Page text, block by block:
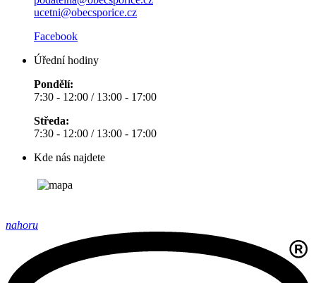
ucetni@obecsporice.cz
Facebook
Úřední hodiny
Pondělí:
7:30 - 12:00 / 13:00 - 17:00
Středa:
7:30 - 12:00 / 13:00 - 17:00
Kde nás najdete
nahoru